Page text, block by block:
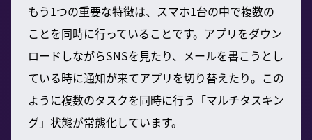
もう1つの重要な特徴は、スマホ1台の中で複数の
ことを同時に行っていることです。アプリをダウン
ロードしながらSNSを見たり、メールを書こうとし
ている時に通知が来てアプリを切り替えたり。この
ように複数のタスクを同時に行う「マルチタスキン
グ」状態が常態化しています。